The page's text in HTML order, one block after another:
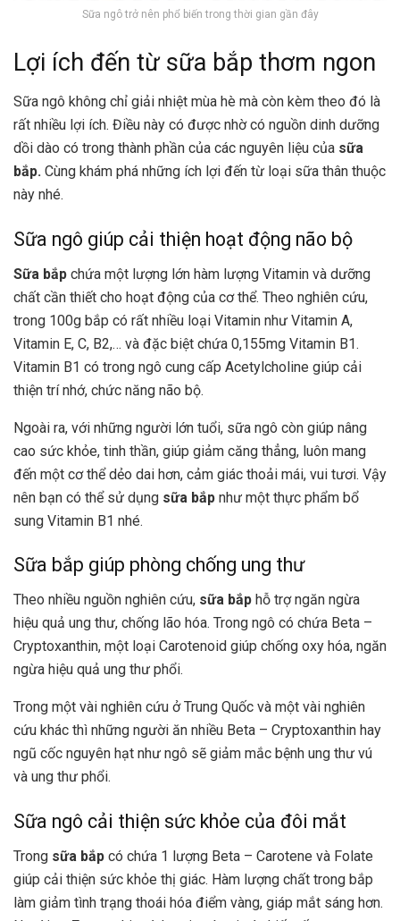
Sữa ngô trở nên phổ biến trong thời gian gần đây
Lợi ích đến từ sữa bắp thơm ngon
Sữa ngô không chỉ giải nhiệt mùa hè mà còn kèm theo đó là
rất nhiều lợi ích. Điều này có được nhờ có nguồn dinh dưỡng
dồi dào có trong thành phần của các nguyên liệu của sữa
bắp. Cùng khám phá những ích lợi đến từ loại sữa thân thuộc
này nhé.
Sữa ngô giúp cải thiện hoạt động não bộ
Sữa bắp chứa một lượng lớn hàm lượng Vitamin và dưỡng
chất cần thiết cho hoạt động của cơ thể. Theo nghiên cứu,
trong 100g bắp có rất nhiều loại Vitamin như Vitamin A,
Vitamin E, C, B2,… và đặc biệt chứa 0,155mg Vitamin B1.
Vitamin B1 có trong ngô cung cấp Acetylcholine giúp cải
thiện trí nhớ, chức năng não bộ.
Ngoài ra, với những người lớn tuổi, sữa ngô còn giúp nâng
cao sức khỏe, tinh thần, giúp giảm căng thẳng, luôn mang
đến một cơ thể dẻo dai hơn, cảm giác thoải mái, vui tươi. Vậy
nên bạn có thể sử dụng sữa bắp như một thực phẩm bổ
sung Vitamin B1 nhé.
Sữa bắp giúp phòng chống ung thư
Theo nhiều nguồn nghiên cứu, sữa bắp hỗ trợ ngăn ngừa
hiệu quả ung thư, chống lão hóa. Trong ngô có chứa Beta –
Cryptoxanthin, một loại Carotenoid giúp chống oxy hóa, ngăn
ngừa hiệu quả ung thư phổi.
Trong một vài nghiên cứu ở Trung Quốc và một vài nghiên
cứu khác thì những người ăn nhiều Beta – Cryptoxanthin hay
ngũ cốc nguyên hạt như ngô sẽ giảm mắc bệnh ung thư vú
và ung thư phổi.
Sữa ngô cải thiện sức khỏe của đôi mắt
Trong sữa bắp có chứa 1 lượng Beta – Carotene và Folate
giúp cải thiện sức khỏe thị giác. Hàm lượng chất trong bắp
làm giảm tình trạng thoái hóa điểm vàng, giáp mắt sáng hơn.